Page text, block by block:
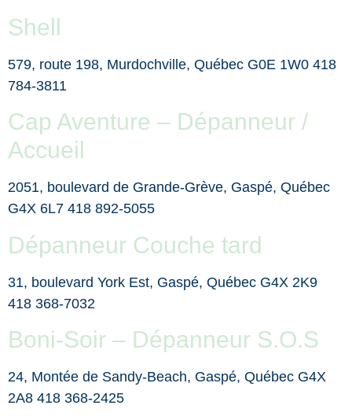
Shell
579, route 198, Murdochville, Québec G0E 1W0 418
784-3811
Cap Aventure – Dépanneur /
Accueil
2051, boulevard de Grande-Grève, Gaspé, Québec
G4X 6L7 418 892-5055
Dépanneur Couche tard
31, boulevard York Est, Gaspé, Québec G4X 2K9
418 368-7032
Boni-Soir – Dépanneur S.O.S
24, Montée de Sandy-Beach, Gaspé, Québec G4X
2A8 418 368-2425